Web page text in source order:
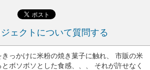
ェクトについて質問する
っかけに米粉の焼き菓子に触れ、 市販の米
ボソボソとした食感、、、 それが許せなく